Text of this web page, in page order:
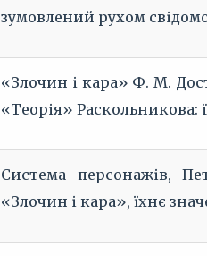
зумовлений рухом
«Злочин і кара» Ф. М.
«Теорія» Раскольникова:
Система персонажів,
«Злочин і кара», їхнє